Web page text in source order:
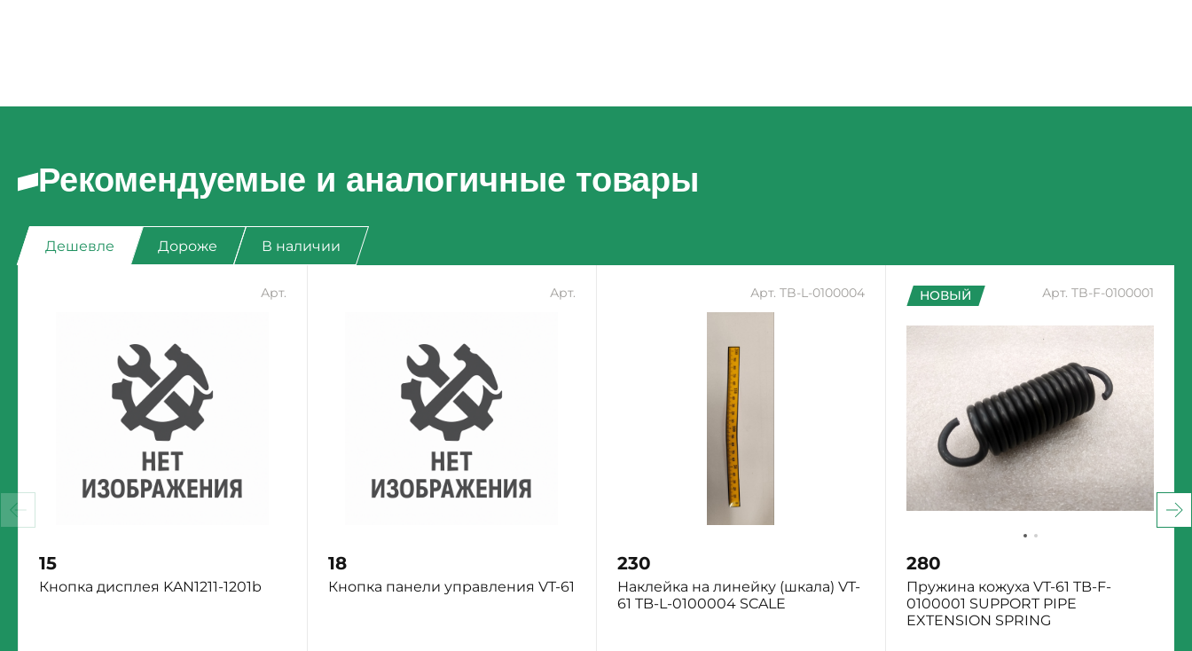
Рекомендуемые и аналогичные товары
Дешевле Дороже В наличии
Арт.
15
Кнопка дисплея KAN1211-1201b
Арт.
18
Кнопка панели управления VT-61
Арт. TB-L-0100004
230
Наклейка на линейку (шкала) VT-
61 TB-L-0100004 SCALE
Арт. TB-F-0100001
НОВЫЙ
280
Пружина кожуха VT-61 TB-F-
0100001 SUPPORT PIPE
EXTENSION SPRING